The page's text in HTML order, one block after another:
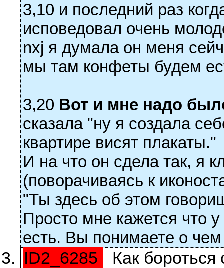
3,10 и последний раз
исповедовал очень
nxj я думала он меня
мы там конфеты будем
3,20 Вот и мне надо
сказала "ну я создала
квартире висят плакаты."
И на что он сдела так, я
(поворачиваясь к
"Ты здесь об этом
Просто мне кажется что
есть. Вы понимаете о
ID2_6285
Как бороться